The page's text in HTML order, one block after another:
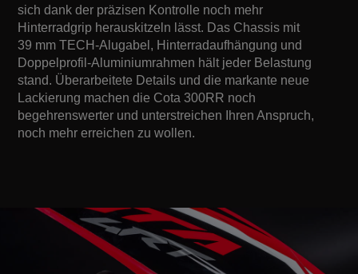
sich dank der präzisen Kontrolle noch mehr
Hinterradgrip herauskitzeln lässt. Das Chassis mit
39 mm TECH-Alugabel, Hinterradaufhängung und
Doppelprofil-Aluminiumrahmen hält jeder Belastung
stand. Überarbeitete Details und die markante neue
Lackierung machen die Cota 300RR noch
begehrenswerter und unterstreichen Ihren Anspruch,
noch mehr erreichen zu wollen.